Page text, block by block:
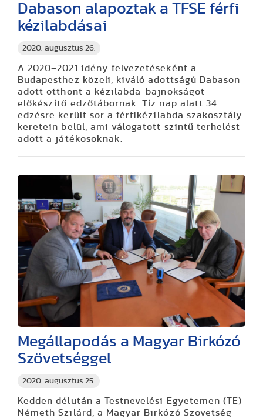
2020. augusztus 26.
Dabason alapoztak a TFSE férfi
kézilabdásai
A 2020–2021 idény felvezetéseként a
Budapesthez közeli, kiváló adottságú Dabason
adott otthont a kézilabda-bajnokságot
előkészítő edzőtábornak. Tíz nap alatt 34
edzésre került sor a férfikézilabda szakosztály
keretein belül, ami válogatott szintű terhelést
adott a játékosoknak.
2020. augusztus 25.
Megállapodás a Magyar Birkózó
Szövetséggel
Kedden délután a Testnevelési Egyetemen (TE)
Németh Szilárd, a Magyar Birkózó Szövetség